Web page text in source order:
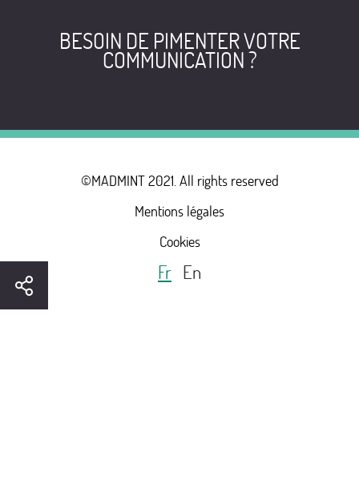
BESOIN DE PIMENTER VOTRE
COMMUNICATION ?
©MADMINT 2021. All rights reserved
Mentions légales
Cookies
Fr En